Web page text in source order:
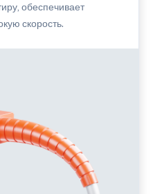
обеспечивает
скорость.